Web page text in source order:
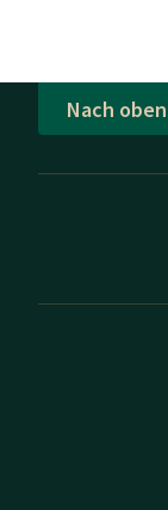
Nach oben